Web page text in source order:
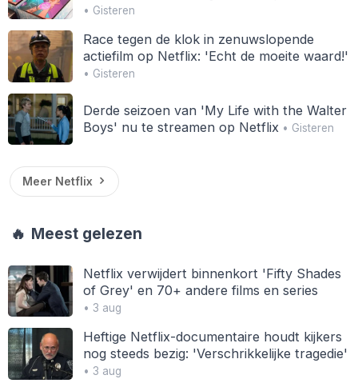
• Gisteren
Race tegen de klok in zenuwslopende
actiefilm op Netflix: 'Echt de moeite waard!'
• Gisteren
Derde seizoen van 'My Life with the Walter
Boys' nu te streamen op Netflix • Gisteren
Meer Netflix
🔥 Meest gelezen
Netflix verwijdert binnenkort 'Fifty Shades
of Grey' en 70+ andere films en series
• 3 aug
Heftige Netflix-documentaire houdt kijkers
nog steeds bezig: 'Verschrikkelijke tragedie'
• 3 aug